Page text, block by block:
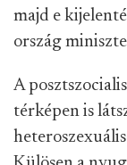
majd e
ország
A
térképen is